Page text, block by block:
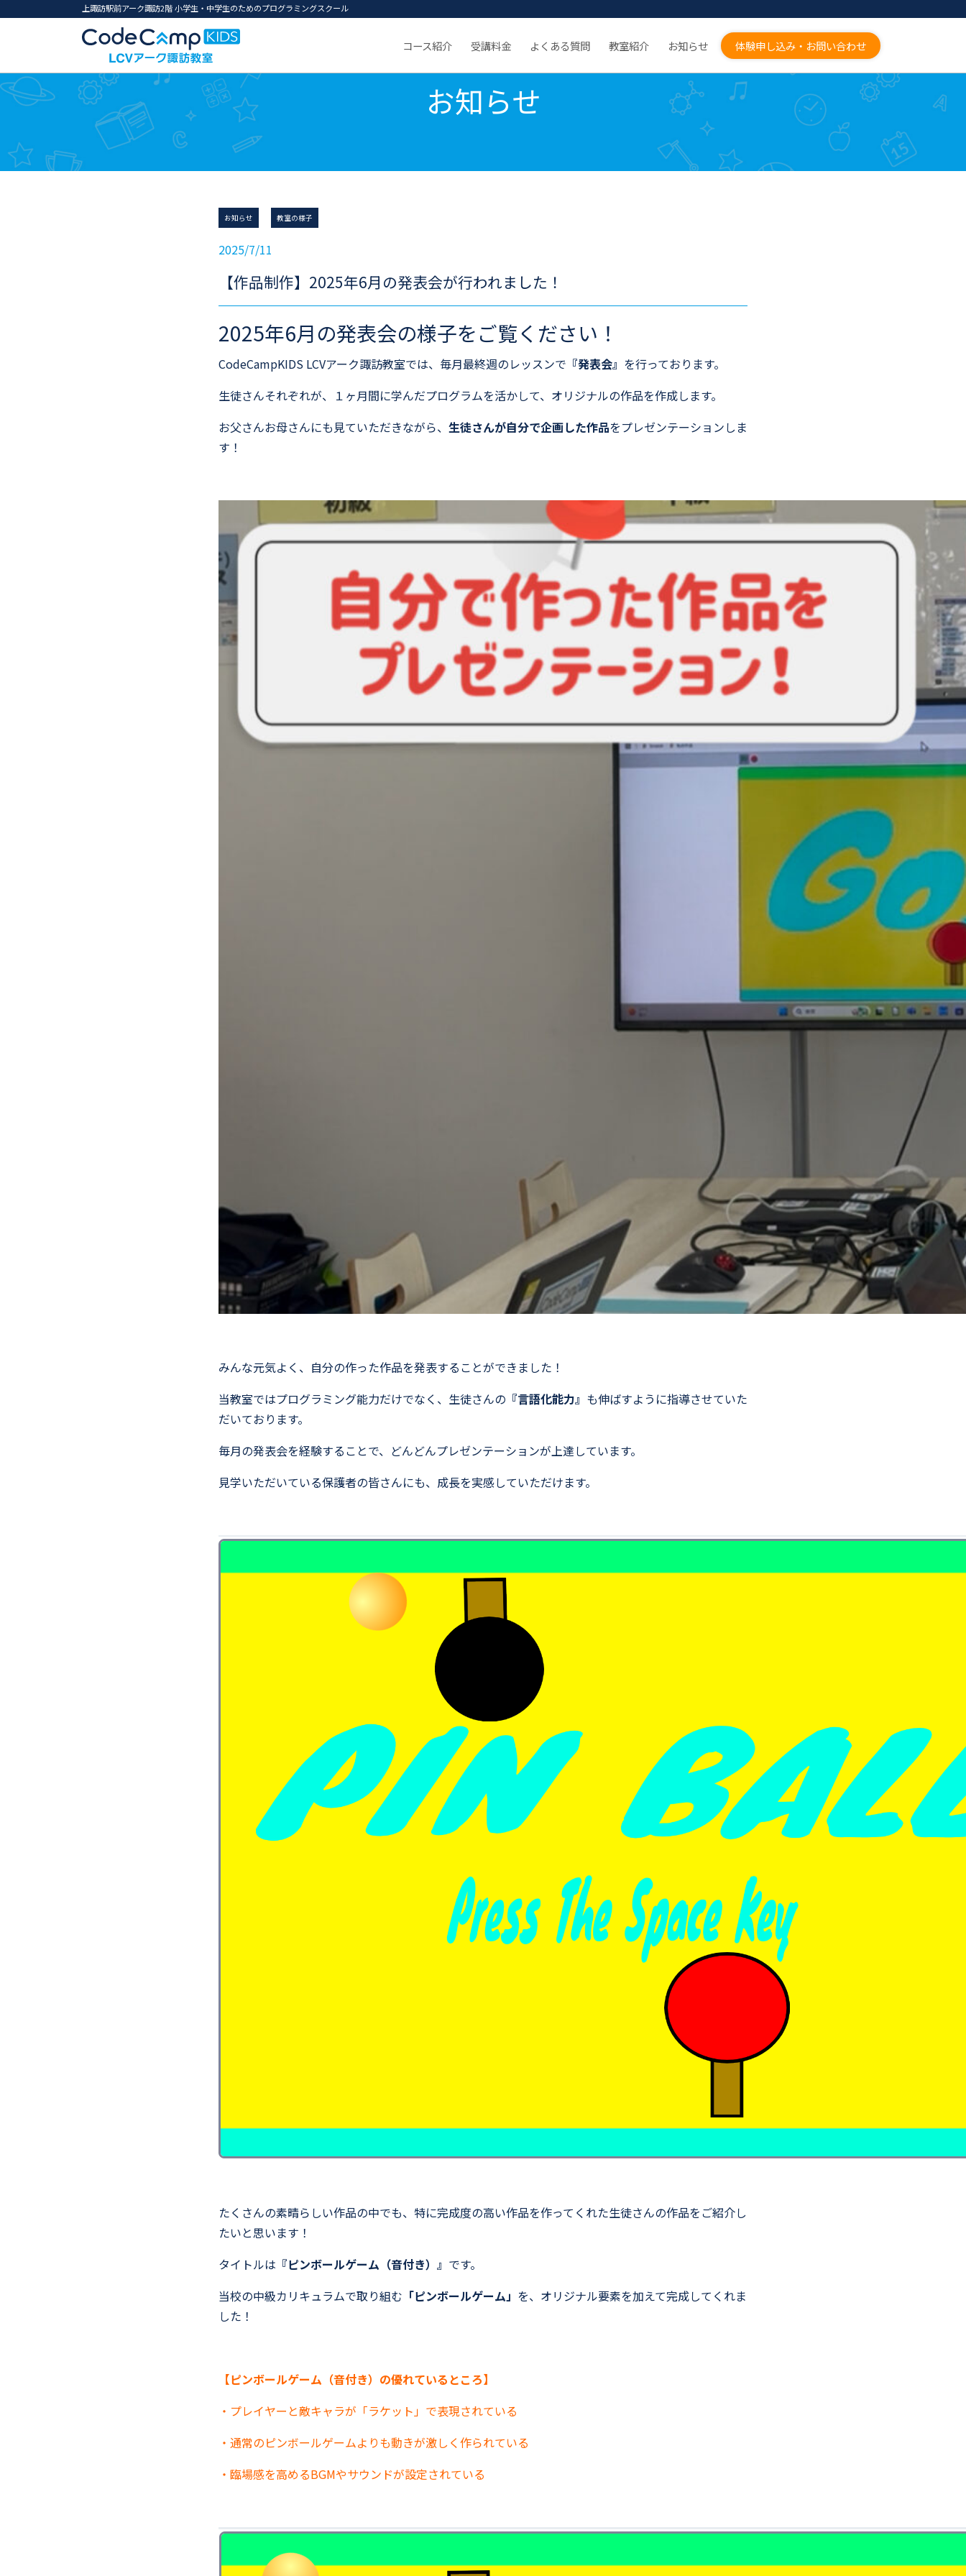
上諏訪駅前アーク諏訪2階 小学生・中学生のためのプログラミングスクール
コース紹介 受講料金 よくある質問 教室紹介 お知らせ 体験申し込み・お問い合わせ
お知らせ
お知らせ 教室の様子
2025/7/11
【作品制作】2025年6月の発表会が行われました！
2025年6月の発表会の様子をご覧ください！
CodeCampKIDS LCVアーク諏訪教室では、毎月最終週のレッスンで 『発表会』 を行っております。
生徒さんそれぞれが、１ヶ月間に学んだプログラムを活かして、オリジナルの作品を作成します。
お父さんお母さんにも見ていただきながら、 生徒さんが自分で企画した作品をプレゼンテーションしま
す！
みんな元気よく、自分の作った作品を発表することができました！
当教室ではプログラミング能力だけでなく、生徒さんの 『言語化能力』 も伸ばすように指導させていた
だいております。
毎月の発表会を経験することで、どんどんプレゼンテーションが上達しています。
見学いただいている保護者の皆さんにも、成長を実感していただけます。
たくさんの素晴らしい作品の中でも、特に完成度の高い作品を作ってくれた生徒さんの作品をご紹介し
たいと思います！
タイトルは 『ピンボールゲーム（音付き）』 です。
当校の中級カリキュラムで取り組む 「ピンボールゲーム」 を、オリジナル要素を加えて完成してくれま
した！
【ピンボールゲーム（音付き）の優れているところ】
・プレイヤーと敵キャラが「ラケット」で表現されている
・通常のピンボールゲームよりも動きが激しく作られている
・臨場感を高めるBGMやサウンドが設定されている